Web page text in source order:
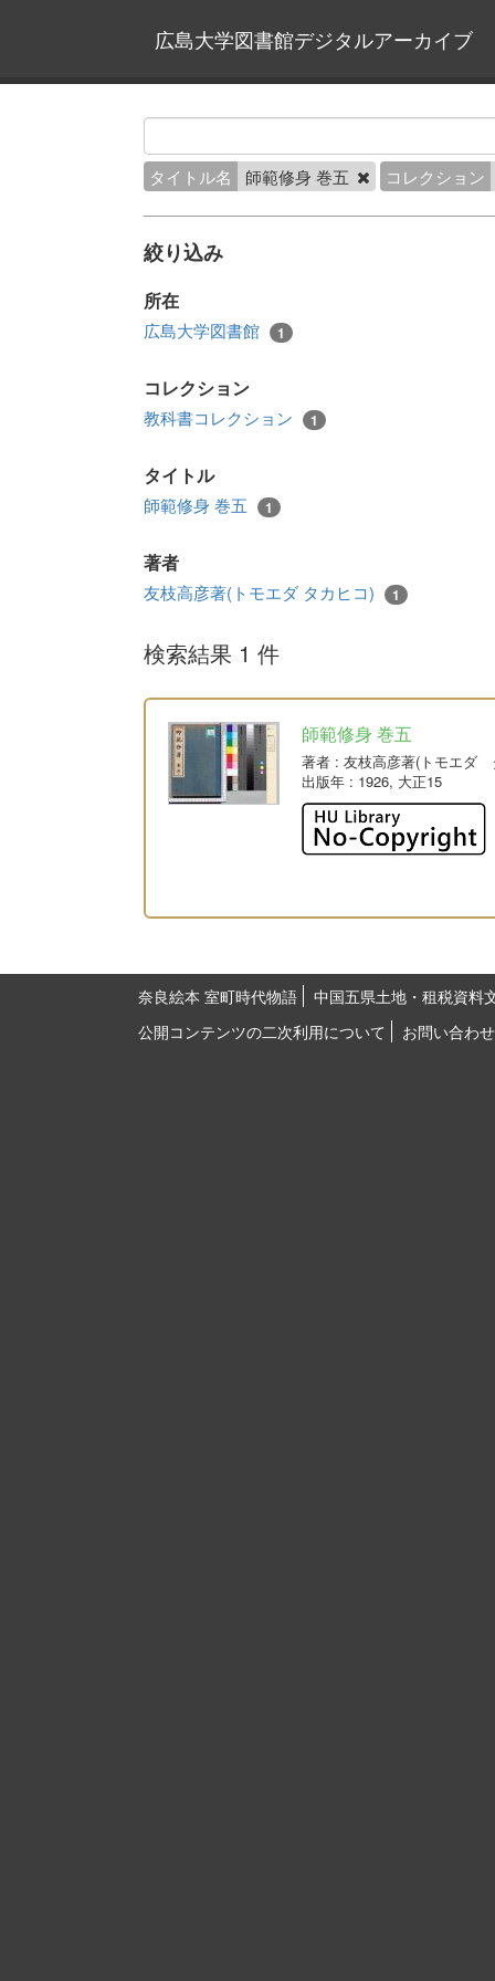
広島大学図書館デジタルアーカイブ
タイトル名 師範修身 巻五 コレクション
絞り込み
所在
広島大学図書館 1
コレクション
教科書コレクション 1
タイトル
師範修身 巻五 1
著者
友枝高彦著(トモエダ タカヒコ) 1
検索結果 1 件
師範修身 巻五
著者 : 友枝高彦著(トモエダ
出版年 : 1926, 大正15
奈良絵本 室町時代物語
中国五県土地・租税資料
公開コンテンツの二次利用について
お問い合わせ